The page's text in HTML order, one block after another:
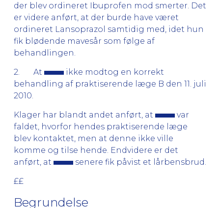
der blev ordineret Ibuprofen mod smerter. Det
er videre anført, at der burde have været
ordineret Lansoprazol samtidig med, idet hun
fik blødende mavesår som følge af
behandlingen.
2. At
ikke modtog en korrekt
behandling af praktiserende læge B den 11. juli
2010.
Klager har blandt andet anført, at
var
faldet, hvorfor hendes praktiserende læge
blev kontaktet, men at denne ikke ville
komme og tilse hende. Endvidere er det
anført, at
senere fik påvist et lårbensbrud.
££
Begrundelse